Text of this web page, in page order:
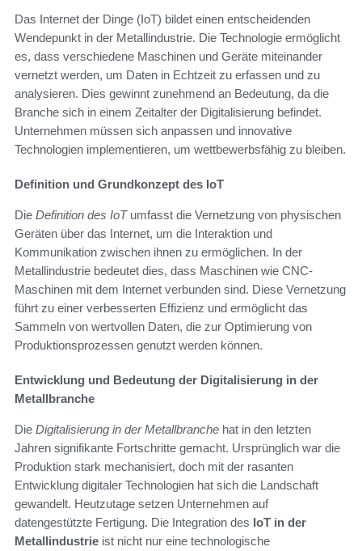
Das Internet der Dinge (IoT) bildet einen entscheidenden
Wendepunkt in der Metallindustrie. Die Technologie ermöglicht
es, dass verschiedene Maschinen und Geräte miteinander
vernetzt werden, um Daten in Echtzeit zu erfassen und zu
analysieren. Dies gewinnt zunehmend an Bedeutung, da die
Branche sich in einem Zeitalter der Digitalisierung befindet.
Unternehmen müssen sich anpassen und innovative
Technologien implementieren, um wettbewerbsfähig zu bleiben.
Definition und Grundkonzept des IoT
Die Definition des IoTumfasst die Vernetzung von physischen
Geräten über das Internet, um die Interaktion und
Kommunikation zwischen ihnen zu ermöglichen. In der
Metallindustrie bedeutet dies, dass Maschinen wie CNC-
Maschinen mit dem Internet verbunden sind. Diese Vernetzung
führt zu einer verbesserten Effizienz und ermöglicht das
Sammeln von wertvollen Daten, die zur Optimierung von
Produktionsprozessen genutzt werden können.
Entwicklung und Bedeutung der Digitalisierung in der
Metallbranche
Die Digitalisierung in der Metallbranche hat in den letzten
Jahren signifikante Fortschritte gemacht. Ursprünglich war die
Produktion stark mechanisiert, doch mit der rasanten
Entwicklung digitaler Technologien hat sich die Landschaft
gewandelt. Heutzutage setzen Unternehmen auf
datengestützte Fertigung. Die Integration des IoT in der
Metallindustrie ist nicht nur eine technologische